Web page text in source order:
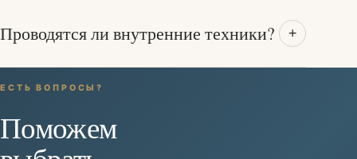
Проводятся ли внутренние техники? +
ЕСТЬ ВОПРОСЫ?
Поможем